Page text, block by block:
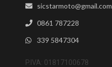
sicstarmoto@gmail.com
0861 787228
339 5847304
P.IVA: 01817100678